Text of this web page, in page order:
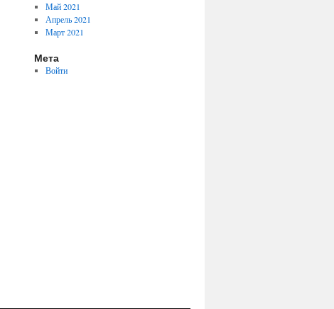
Май 2021
Апрель 2021
Март 2021
Мета
Войти